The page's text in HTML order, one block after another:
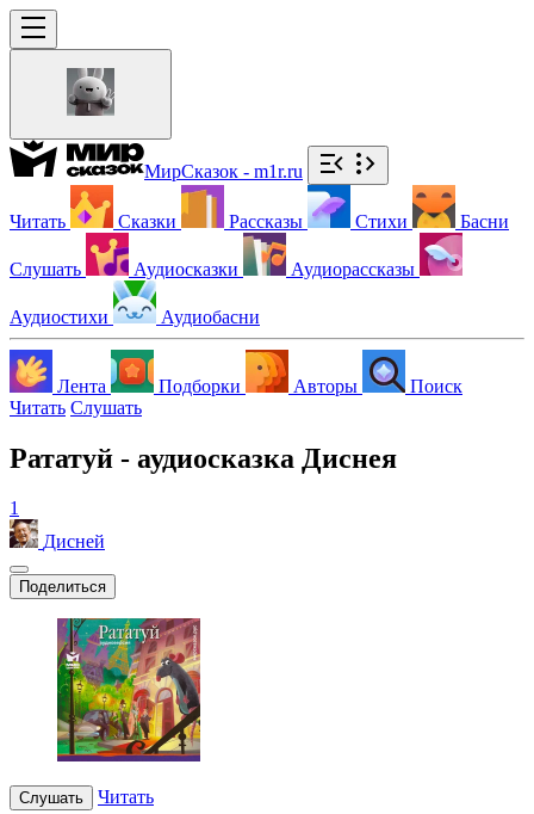
МирСказок - m1r.ru
Читать Сказки Рассказы Стихи Басни
Слушать Аудиосказки Аудиорассказы
Аудиостихи Аудиобасни
Лента Подборки Авторы
Поиск
Читать Слушать
Рататуй - аудиосказка Диснея
1
Дисней
Поделиться
Слушать Читать